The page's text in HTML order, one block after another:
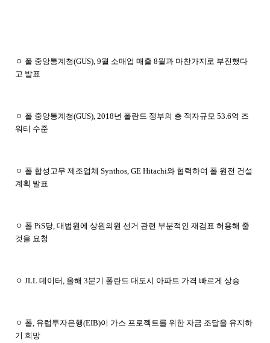
ㅇ 폴 중앙통계청(GUS), 9월 소매업 매출 8월과 마찬가지로 부진했다
고 발표
ㅇ 폴 중앙통계청(GUS), 2018년 폴란드 정부의 총 적자규모 53.6억 즈
워티 수준
ㅇ 폴 합성고무 제조업체 Synthos, GE Hitachi와 협력하여 폴 원전 건설
계획 발표
ㅇ 폴 PiS당,대법원에 상원의원 선거 관련 부분적인 재검표 허용해 줄
것을 요청
ㅇ JLL데이터, 올해 3분기 폴란드 대도시 아파트 가격 빠르게 상승
ㅇ 폴, 유럽투자은행(EIB)이 가스 프로젝트를 위한 자금 조달을 유지하
기 희망